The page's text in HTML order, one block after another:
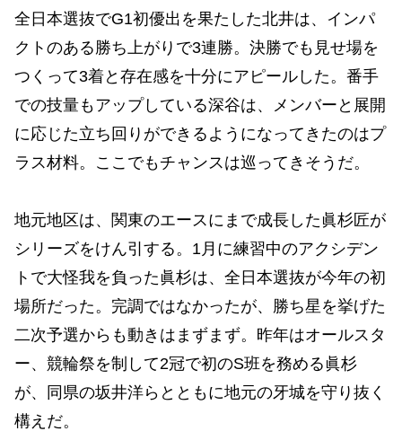
全日本選抜でG1初優出を果たした北井は、インパ
クトのある勝ち上がりで3連勝。決勝でも見せ場を
つくって3着と存在感を十分にアピールした。番手
での技量もアップしている深谷は、メンバーと展開
に応じた立ち回りができるようになってきたのはプ
ラス材料。ここでもチャンスは巡ってきそうだ。
地元地区は、関東のエースにまで成長した眞杉匠が
シリーズをけん引する。1月に練習中のアクシデン
トで大怪我を負った眞杉は、全日本選抜が今年の初
場所だった。完調ではなかったが、勝ち星を挙げた
二次予選からも動きはまずまず。昨年はオールスタ
ー、競輪祭を制して2冠で初のS班を務める眞杉
が、同県の坂井洋らとともに地元の牙城を守り抜く
構えだ。